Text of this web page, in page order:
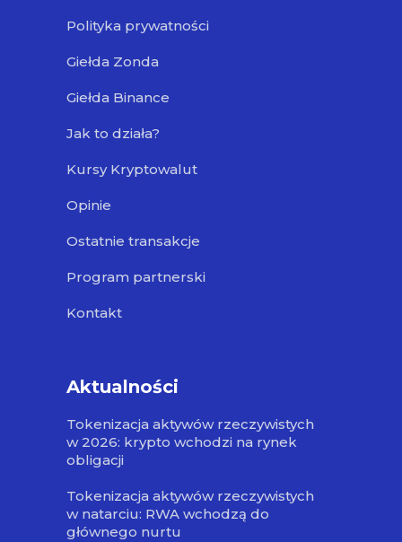
Polityka prywatności
Giełda Zonda
Giełda Binance
Jak to działa?
Kursy Kryptowalut
Opinie
Ostatnie transakcje
Program partnerski
Kontakt
Aktualności
Tokenizacja aktywów rzeczywistych
w 2026: krypto wchodzi na rynek
obligacji
Tokenizacja aktywów rzeczywistych
w natarciu: RWA wchodzą do
głównego nurtu